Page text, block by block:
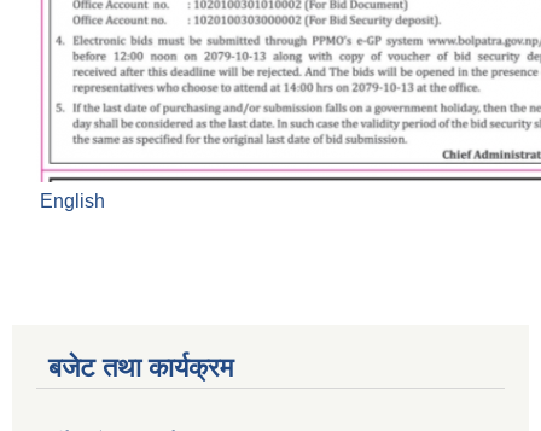
English
बजेट तथा कार्यक्रम